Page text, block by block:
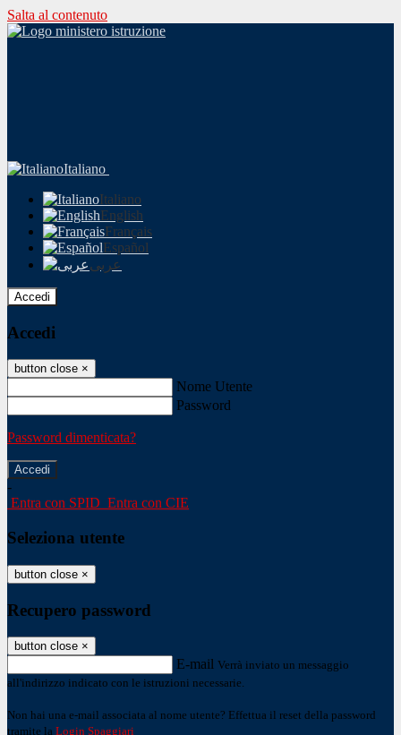
Salta al contenuto
Italiano
Italiano
English
Français
Español
عربى
Accedi
Accedi
button close ×
Nome Utente
Password
Password dimenticata?
-
Entra con SPID Entra con CIE
Seleziona utente
button close ×
Recupero password
button close ×
E-mail Verrà inviato un messaggio
all'indirizzo indicato con le istruzioni necessarie.
Non hai una e-mail associata al nome utente? Effettua il reset della password
tramite la Login Spaggiari